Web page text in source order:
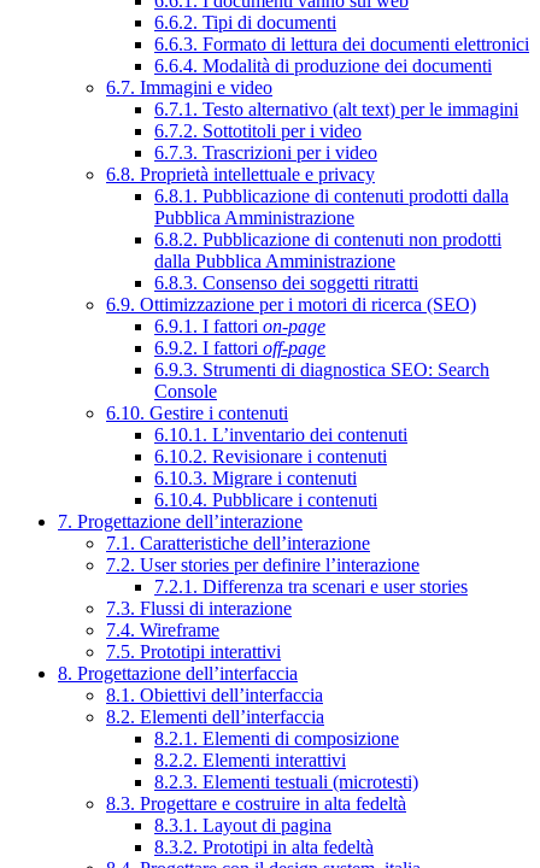
6.6.2. Tipi di documenti
6.6.3. Formato di lettura dei documenti elettronici
6.6.4. Modalità di produzione dei documenti
6.7. Immagini e video
6.7.1. Testo alternativo (alt text) per le immagini
6.7.2. Sottotitoli per i video
6.7.3. Trascrizioni per i video
6.8. Proprietà intellettuale e privacy
6.8.1. Pubblicazione di contenuti prodotti dalla
Pubblica Amministrazione
6.8.2. Pubblicazione di contenuti non prodotti
dalla Pubblica Amministrazione
6.8.3. Consenso dei soggetti ritratti
6.9. Ottimizzazione per i motori di ricerca (SEO)
6.9.1. I fattori on-page
6.9.2. I fattori off-page
6.9.3. Strumenti di diagnostica SEO: Search
Console
6.10. Gestire i contenuti
6.10.1. L’inventario dei contenuti
6.10.2. Revisionare i contenuti
6.10.3. Migrare i contenuti
6.10.4. Pubblicare i contenuti
7. Progettazione dell’interazione
7.1. Caratteristiche dell’interazione
7.2. User stories per definire l’interazione
7.2.1. Differenza tra scenari e user stories
7.3. Flussi di interazione
7.4. Wireframe
7.5. Prototipi interattivi
8. Progettazione dell’interfaccia
8.1. Obiettivi dell’interfaccia
8.2. Elementi dell’interfaccia
8.2.1. Elementi di composizione
8.2.2. Elementi interattivi
8.2.3. Elementi testuali (microtesti)
8.3. Progettare e costruire in alta fedeltà
8.3.1. Layout di pagina
8.3.2. Prototipi in alta fedeltà